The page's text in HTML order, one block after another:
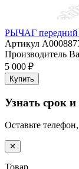
РЫЧАГ передний
Артикул
Производитель
5 000 ₽
Купить
Узнать срок и
Оставьте
✕